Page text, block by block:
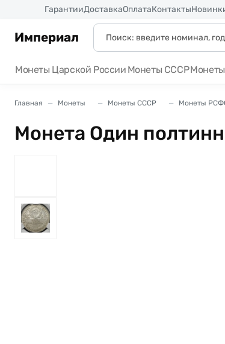
ГарантииДоставкаОплатаКонтакты
Империал
Монеты Царской России Монеты СССР
Главная Монеты Монеты СССР Монеты
Монета Один